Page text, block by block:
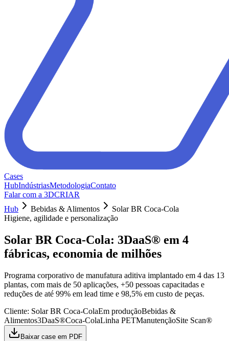
Cases
HubIndústriasMetodologiaContato
Falar com a 3DCRIAR
Hub
Bebidas & Alimentos
Solar BR Coca-Cola
Higiene, agilidade e personalização
Solar BR Coca-Cola: 3DaaS® em 4
fábricas, economia de milhões
Programa corporativo de manufatura aditiva implantado em 4 das 13
plantas, com mais de 50 aplicações, +50 pessoas capacitadas e
reduções de até 99% em lead time e 98,5% em custo de peças.
Cliente: Solar BR Coca-ColaEm produçãoBebidas &
Alimentos3DaaS®Coca-ColaLinha PETManutençãoSite Scan®
Baixar case em PDF